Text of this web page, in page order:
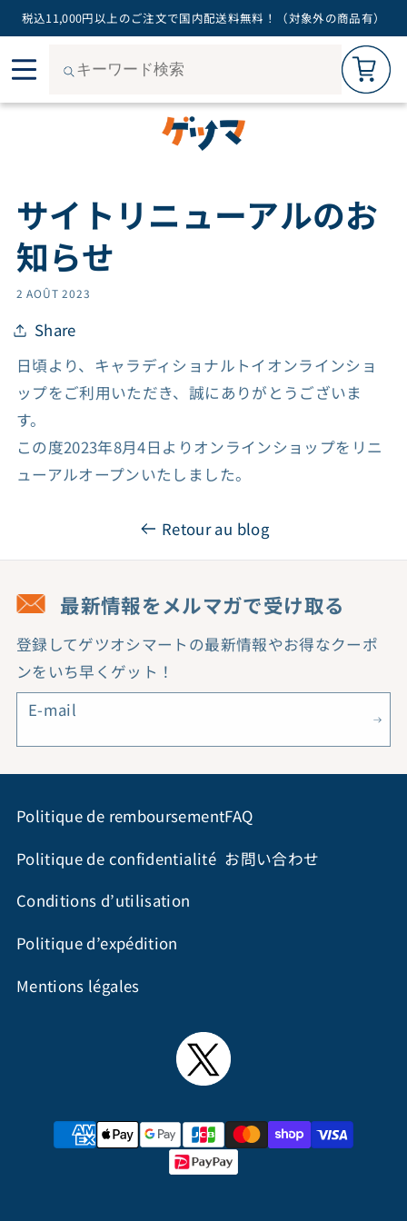
税込11,000円以上のご注文で国内配送料無料！（対象外の商品有）
0
サイトリニューアルのお
知らせ
2 AOÛT 2023
Share
日頃より、キャラディショナルトイオンラインショ
ップをご利用いただき、誠にありがとうございま
す。
この度2023年8月4日よりオンラインショップをリニ
ューアルオープンいたしました。
Retour au blog
最新情報をメルマガで受け取る
登録してゲツオシマートの最新情報やお得なクーポ
ンをいち早くゲット！
E-mail
Politique de remboursement
Politique de confidentialité
Conditions d’utilisation
Politique d’expédition
Mentions légales
FAQ
お問い合わせ
Moyens